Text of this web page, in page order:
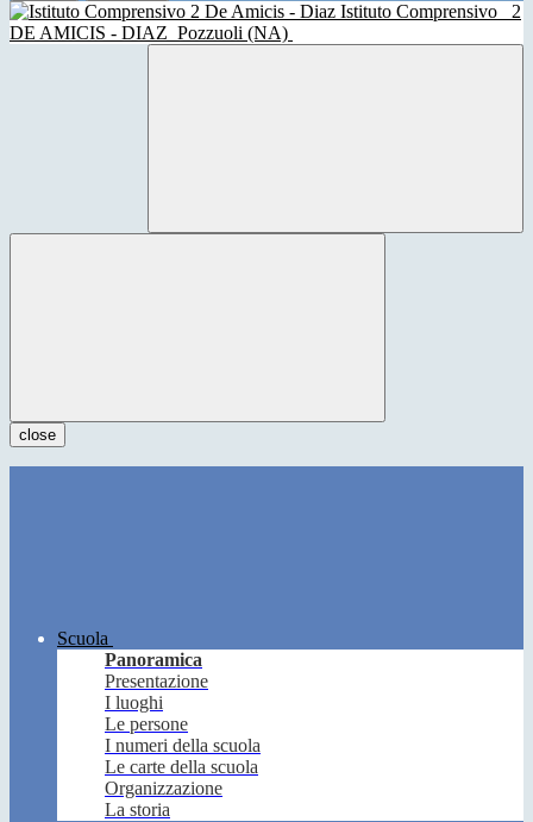
Istituto Comprensivo
2
DE AMICIS - DIAZ Pozzuoli (NA)
close
Scuola
Panoramica
Presentazione
I luoghi
Le persone
I numeri della scuola
Le carte della scuola
Organizzazione
La storia